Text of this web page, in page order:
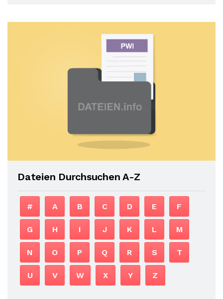
Dateien Durchsuchen A-Z
# A B C D E F
G H I J K L M
N O P Q R S T
U V W X Y Z